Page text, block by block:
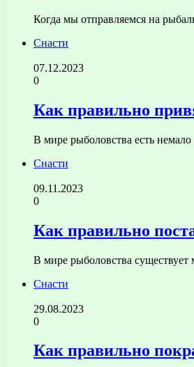
Когда мы отправляемся на
Снасти
07.12.2023
0
Как правильно
В мире рыболовства есть
Снасти
09.11.2023
0
Как правильно
В мире рыболовства
Снасти
29.08.2023
0
Как правильно